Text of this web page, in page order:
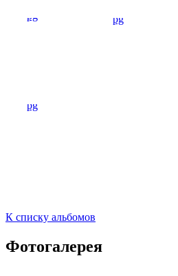
К списку альбомов
Фотогалерея